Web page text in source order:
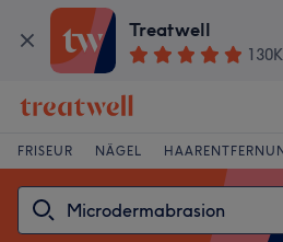
Treatwell
130K
FRISEUR NÄGEL